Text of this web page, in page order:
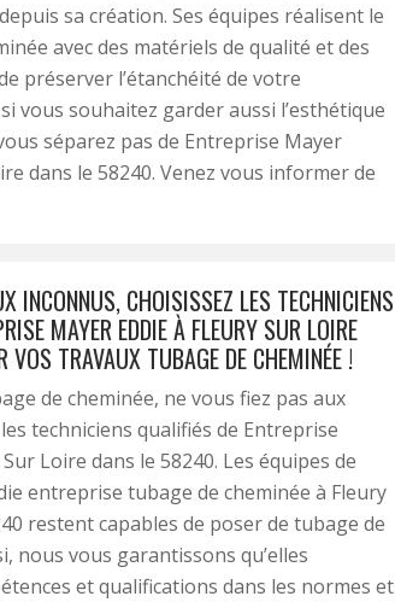
sa création. Ses équipes réalisent le
avec des matériels de qualité et des
préserver l’étanchéité de votre
vous souhaitez garder aussi l’esthétique
séparez pas de Entreprise Mayer
dans le 58240. Venez vous informer de
INCONNUS, CHOISISSEZ LES TECHNICIENS
MAYER EDDIE À FLEURY SUR LOIRE
TRAVAUX TUBAGE DE CHEMINÉE !
de cheminée, ne vous fiez pas aux
techniciens qualifiés de Entreprise
Loire dans le 58240. Les équipes de
entreprise tubage de cheminée à Fleury
restent capables de poser de tubage de
nous vous garantissons qu’elles
et qualifications dans les normes et